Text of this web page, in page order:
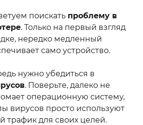
поискать проблему в
. Только на первый взгляд
нередко медленный
само устройство.
нужно убедиться в
. Поверьте, далеко не
операционную систему,
вирусов просто используют
трафик для своих целей.